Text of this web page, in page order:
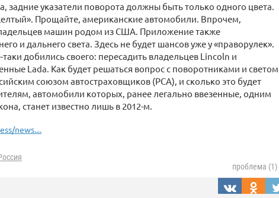
задние указатели поворота должны быть только одного цвета.
Прощайте, американские автомобили. Впрочем,
машин родом из США. Приложение также
и дальнего света. Здесь не будет шансов уже у «праворулек».
добились своего: пересадить владельцев Lincoln и
Lada. Как будет решаться вопрос с поворотниками и светом
союзом автостраховщиков (РСА), и сколько это будет
автомобили которых, ранее легально ввезенные, одним
станет известно лишь в 2012-м.
news....
проблема (1)